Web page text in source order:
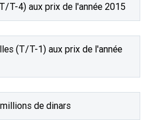
T-4) aux prix de l'année 2015
(T/T-1) aux prix de l'année
de dinars